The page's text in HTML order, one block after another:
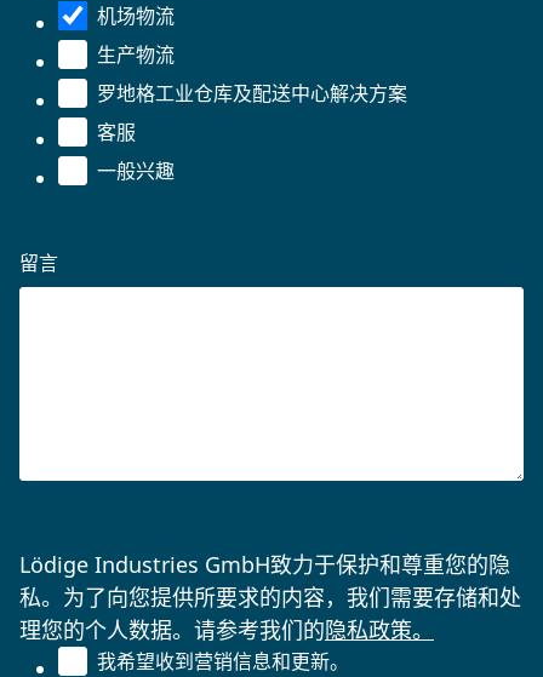
机场物流
生产物流
罗地格工业仓库及配送中心解决方案
客服
一般兴趣
留言
Lödige Industries GmbH致力于保护和尊重您的隐
私。为了向您提供所要求的内容，我们需要存储和处
理您的个人数据。请参考我们的隐私政策。
我希望收到营销信息和更新。